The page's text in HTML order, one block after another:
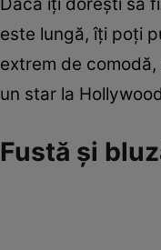
este lungă, îţi poţi
extrem de
un star la
Fustă şi